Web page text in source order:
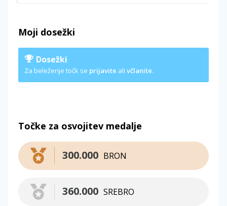
Moji dosežki
Dosežki
Za beleženje točk se prijavite ali včlanite.
Točke za osvojitev medalje
BRON
300.000
SREBRO
360.000